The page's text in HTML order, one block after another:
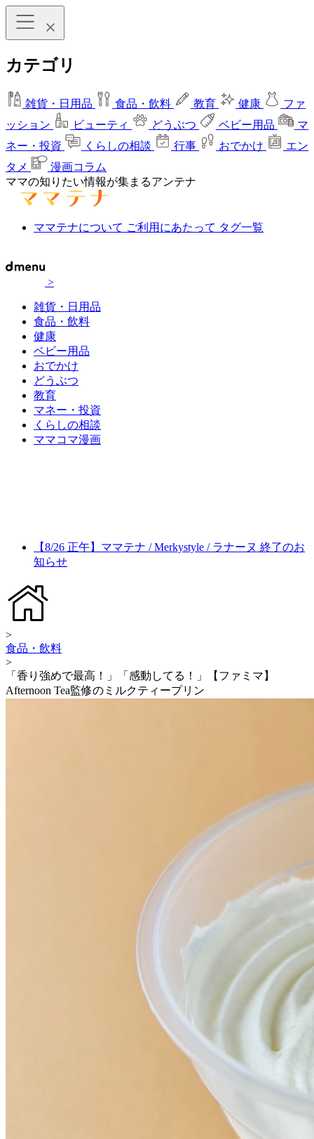
カテゴリ
雑貨・日用品 食品・飲料 教育 健康
ファ
ッション
ビューティ どうぶつ ベビー用品
マ
ネー・投資
くらしの相談 行事 おでかけ
エン
タメ
漫画コラム
ママの知りたい情報が集まるアンテナ
ママテナについて ご利用にあたって タグ一覧
>
雑貨・日用品
食品・飲料
健康
ベビー用品
おでかけ
どうぶつ
教育
マネー・投資
くらしの相談
ママコマ漫画
【8/26 正午】ママテナ / Merkystyle / ラナーヌ 終了のお
知らせ
>
食品・飲料
>
「香り強めで最高！」「感動してる！」【ファミマ】
Afternoon Tea監修のミルクティープリン